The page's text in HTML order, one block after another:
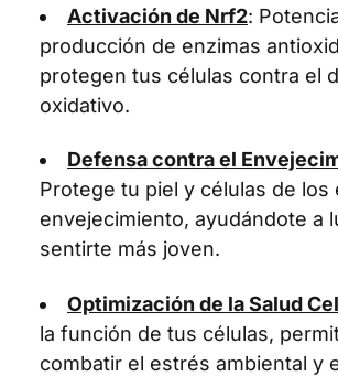
Activación de Nrf2:
producción de enzimas
protegen tus células contra el
oxidativo.
Defensa contra el
Protege tu piel y células de los
envejecimiento, ayudándote a
sentirte más joven.
Optimización de la Salud
la función de tus células,
combatir el estrés ambiental y